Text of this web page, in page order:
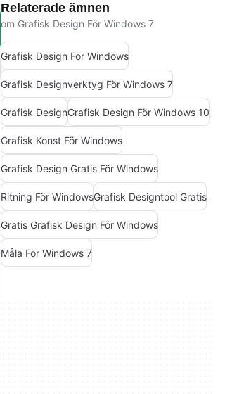
Relaterade ämnen
om Grafisk Design För Windows 7
Grafisk Design För Windows
Grafisk Designverktyg För Windows 7
Grafisk DesignGrafisk Design För Windows 10
Grafisk Konst För Windows
Grafisk Design Gratis För Windows
Ritning För WindowsGrafisk Designtool Gratis
Gratis Grafisk Design För Windows
Måla För Windows 7